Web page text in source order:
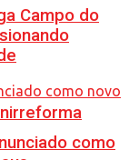
Campo do
como